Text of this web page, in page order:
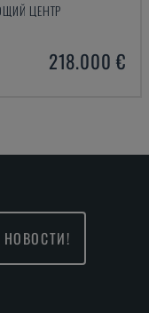
ЦЕНТР
218.000 €